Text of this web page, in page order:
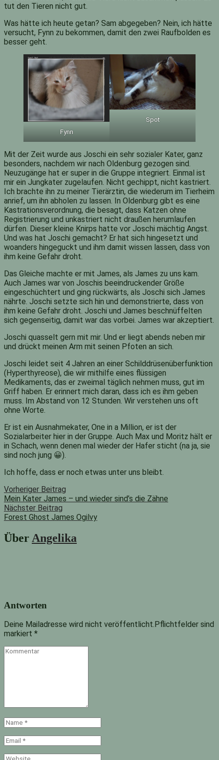
tut den Tieren nicht gut.
Was hätte ich heute getan? Sam abgegeben? Nein, ich hätte
versucht, Fynn zu bekommen, damit den zwei Raufbolden es
besser geht.
Fynn
Spot
Mit der Zeit wurde aus Joschi ein sehr sozialer Kater, ganz
besonders, nachdem wir nach Oldenburg gezogen sind.
Neuzugänge hat er super in die Gruppe integriert. Einmal ist
mir ein Jungkater zugelaufen. Nicht gechippt, nicht kastriert.
Ich brachte ihn zu meiner Tierärztin, die wiederum im Tierheim
anrief, um ihn abholen zu lassen. In Oldenburg gibt es eine
Kastrationsverordnung, die besagt, dass Katzen ohne
Registrierung und unkastriert nicht draußen herumlaufen
dürfen. Dieser kleine Knirps hatte vor Joschi mächtig Angst.
Und was hat Joschi gemacht? Er hat sich hingesetzt und
woanders hingeguckt und ihm damit wissen lassen, dass von
ihm keine Gefahr droht.
Das Gleiche machte er mit James, als James zu uns kam.
Auch James war von Joschis beeindruckender Größe
eingeschüchtert und ging rückwärts, als Joschi sich James
nährte. Joschi setzte sich hin und demonstrierte, dass von
ihm keine Gefahr droht. Joschi und James beschnüffelten
sich gegenseitig, damit war das vorbei. James war akzeptiert.
Joschi quasselt gern mit mir. Und er liegt abends neben mir
und drückt meinen Arm mit seinen Pfoten an sich.
Joschi leidet seit 4 Jahren an einer Schilddrüsenüberfunktion
(Hyperthyreose), die wir mithilfe eines flüssigen
Medikaments, das er zweimal täglich nehmen muss, gut im
Griff haben. Er erinnert mich daran, dass ich es ihm geben
muss. Im Abstand von 12 Stunden. Wir verstehen uns oft
ohne Worte.
Er ist ein Ausnahmekater, One in a Million, er ist der
Sozialarbeiter hier in der Gruppe. Auch Max und Moritz hält er
in Schach, wenn denen mal wieder der Hafer sticht (na ja, sie
sind noch jung 😀).
Ich hoffe, dass er noch etwas unter uns bleibt.
Beitragsnavigation
Vorheriger Beitrag
Beitrag:
Mein Kater James – und wieder sind’s die Zähne
Nächster Beitrag
Forest Ghost James Ogilvy
Beitrag:
Über Angelika
Antworten
Deine Mailadresse wird nicht veröffentlicht.Pflichtfelder sind
markiert *
Kommentar
Name
Email
Website